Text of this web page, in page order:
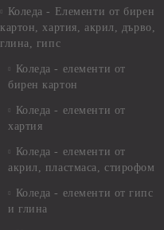
Коледа - Eлементи от бирен
картон, хартия, акрил, дърво,
глина, гипс
Коледа - елементи от
бирен картон
Коледа - елементи от
хартия
Коледа - елементи от
акрил, пластмаса, стирофом
Коледа - елементи от гипс
и глина